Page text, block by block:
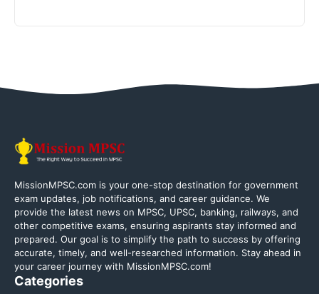
MissionMPSC.com is your one-stop destination for government
exam updates, job notifications, and career guidance. We
provide the latest news on MPSC, UPSC, banking, railways, and
other competitive exams, ensuring aspirants stay informed and
prepared. Our goal is to simplify the path to success by offering
accurate, timely, and well-researched information. Stay ahead in
your career journey with MissionMPSC.com!
Categories